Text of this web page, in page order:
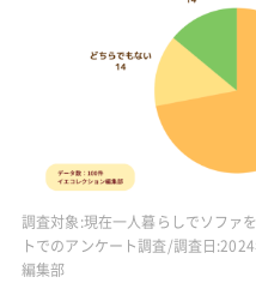
調査対象:現在一人暮らしでソファ
トでのアンケート調査/調査日
編集部